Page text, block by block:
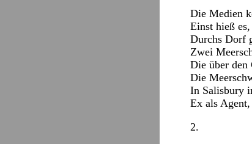
Die Medien
Einst hieß
Durchs Dorf
Zwei
Die über den
Die
In Salisbury
Ex als
2.